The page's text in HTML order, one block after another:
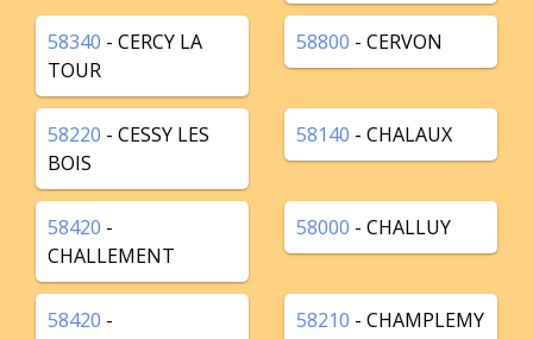
58340 - CERCY LA
TOUR
58800 - CERVON
58220 - CESSY LES
BOIS
58140 - CHALAUX
58420 -
CHALLEMENT
58000 - CHALLUY
58420 -
58210 - CHAMPLEMY